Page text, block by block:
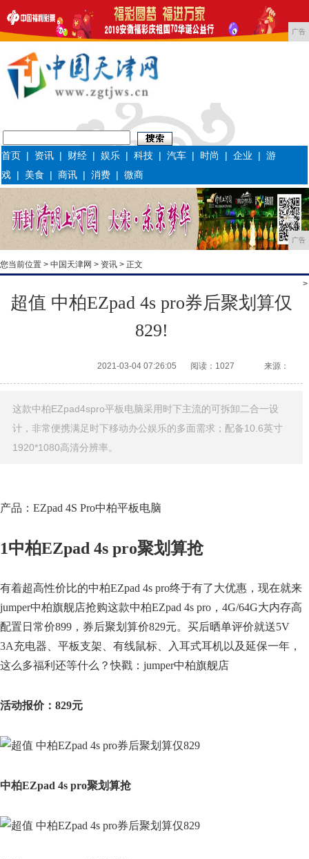
广告
首页 | 资讯 | 财经 |娱乐 |科技 |汽车 | 时尚 |企业 |游
戏 | 美食 |商讯 |消费 |微商
广告
您当前位置 > 中国天津网 > 资讯 > 正文
>
超值 中柏EZpad 4s pro券后聚划算仅
829!
2021-03-04 07:26:05 阅读：1027 来源：
这款中柏EZpad4spro平板电脑采用时下主流的可拆卸二合一设
计，非常便携满足时下移动办公娱乐的多面需求；配备10.6英寸
1920*1080高清分辨率。
产品：EZpad 4S Pro中柏平板电脑
1中柏EZpad 4s pro聚划算抢
有着超高性价比的中柏EZpad 4s pro终于有了大优惠，现在就来
jumper中柏旗舰店抢购这款中柏EZpad 4s pro，4G/64G大内存高
配置日常价899，券后聚划算价829元。买后晒单评价就送5V
3A充电器、平板支架、有线鼠标、入耳式耳机以及延保一年，
这么多福利还等什么？快戳：jumper中柏旗舰店
活动报价：829元
中柏EZpad 4s pro聚划算抢